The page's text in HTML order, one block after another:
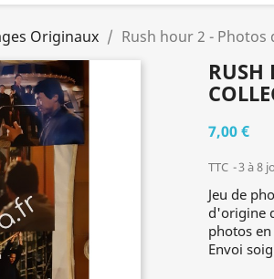
Originaux Rush hour 2 -
RUSH
7,00 €
TTC 3 à 8
Jeu de
d'origine
photos
Envoi